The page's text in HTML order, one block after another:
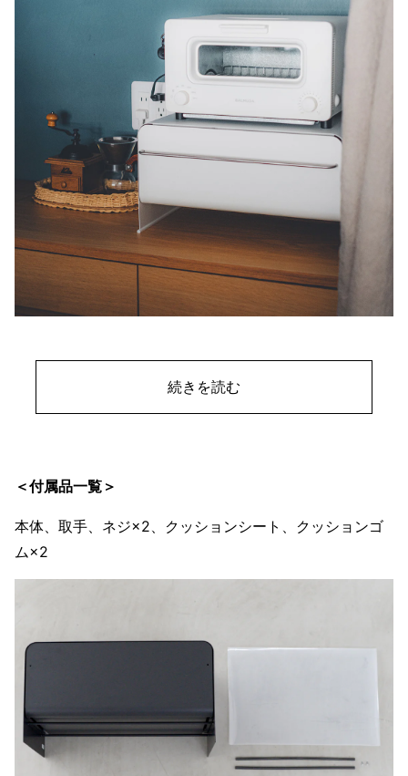
続きを読む
＜付属品一覧＞
本体、取手、ネジ×2、クッションシート、クッションゴ
ム×2